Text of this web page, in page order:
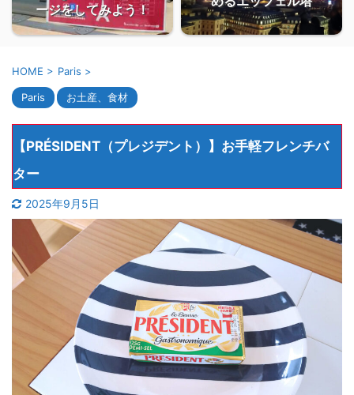
ージをしてみよう！
HOME > Paris >
Paris お土産、食材
【PRÉSIDENT（プレジデント）】お手軽フレンチバ
ター
2025年9月5日